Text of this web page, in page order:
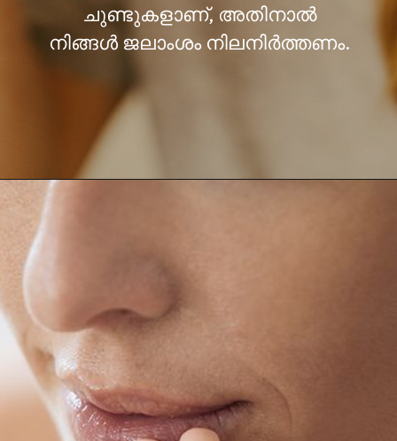
ചുണ്ടുകളാണ്, അതിനാൽ
നിങ്ങൾ ജലാംശം നിലനിർത്തണം.